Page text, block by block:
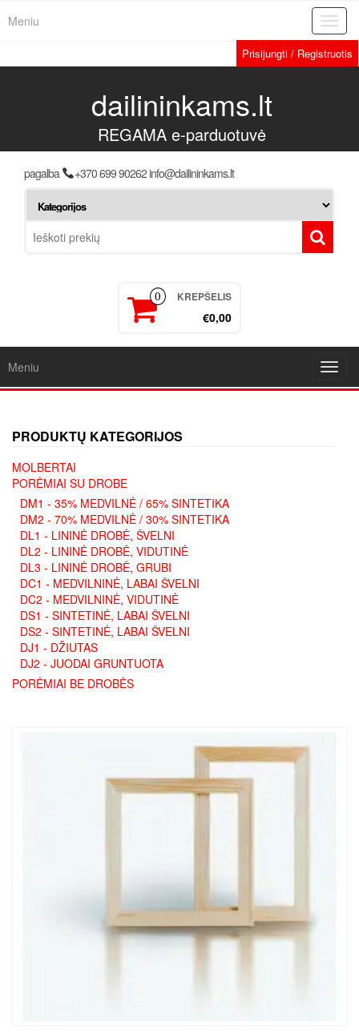
Meniu
Prisijungti / Registruotis
dailininkams.lt
REGAMA e-parduotuvė
pagalba +370 699 90262 info@dailininkams.lt
0 KREPŠELIS
€0,00
Meniu
PRODUKTŲ KATEGORIJOS
MOLBERTAI
PORĖMIAI SU DROBE
DM1 - 35% MEDVILNĖ / 65% SINTETIKA
DM2 - 70% MEDVILNĖ / 30% SINTETIKA
DL1 - LININĖ DROBĖ, ŠVELNI
DL2 - LININĖ DROBĖ, VIDUTINĖ
DL3 - LININĖ DROBĖ, GRUBI
DC1 - MEDVILNINĖ, LABAI ŠVELNI
DC2 - MEDVILNINĖ, VIDUTINĖ
DS1 - SINTETINĖ, LABAI ŠVELNI
DS2 - SINTETINĖ, LABAI ŠVELNI
DJ1 - DŽIUTAS
DJ2 - JUODAI GRUNTUOTA
PORĖMIAI BE DROBĖS